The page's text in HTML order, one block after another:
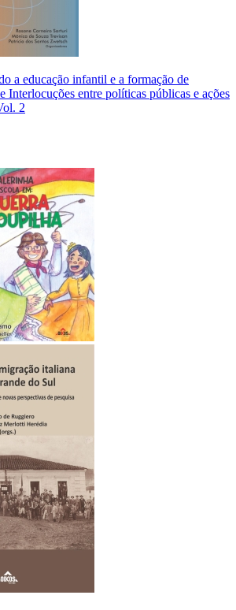
a educação infantil e a formação de
Interlocuções entre políticas públicas e ações
2